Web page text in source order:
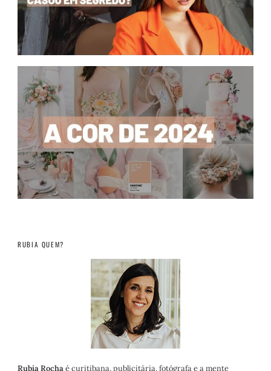
RUBIA QUEM?
Rubia Rochaé curitibana, publicitária, fotógrafa e a mente